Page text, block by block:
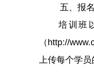
五、报
培训班
（ http://
上传每个学